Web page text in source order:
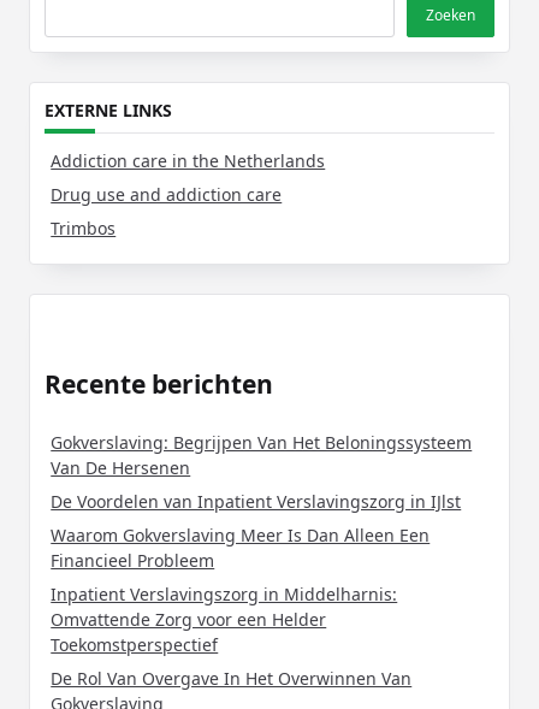
Zoeken
EXTERNE LINKS
Addiction care in the Netherlands
Drug use and addiction care
Trimbos
Recente berichten
Gokverslaving: Begrijpen Van Het Beloningssysteem
Van De Hersenen
De Voordelen van Inpatient Verslavingszorg in IJlst
Waarom Gokverslaving Meer Is Dan Alleen Een
Financieel Probleem
Inpatient Verslavingszorg in Middelharnis:
Omvattende Zorg voor een Helder
Toekomstperspectief
De Rol Van Overgave In Het Overwinnen Van
Gokverslaving